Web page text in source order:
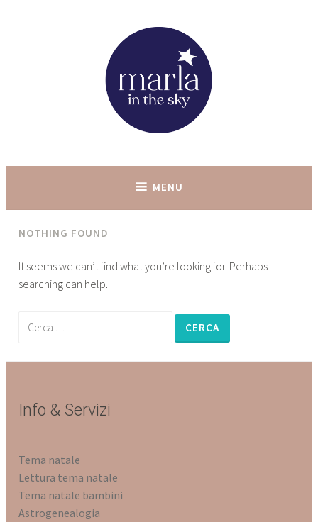
MENU
NOTHING FOUND
It seems we can’t find what you’re looking for. Perhaps
searching can help.
Info & Servizi
Tema natale
Lettura tema natale
Tema natale bambini
Astrogenealogia